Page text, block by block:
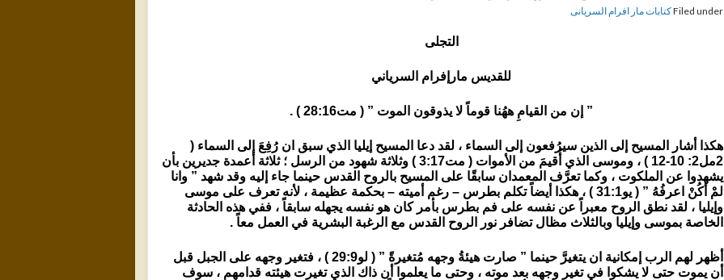
Filed underكتابات مار افرام السريانى
التجلى
للقديس مارإفرام السرياني
” إن من القيامِ ههُنا قوماً لا يذوقون الموت ” ( مت28:16 ) .
هكذا أشار المسيح إلى الذين سيرُفعون إلى السماء ، لقد دعا المسيح إيليا الذي سبق ان رُفِعَ إلى السماء (
2مل2: 10-12 ) ، وموسى الذي أُقيمَ من الأموات ( مت3:17 ) وثلاثة شهود من الرسل ؛ ثلاثة أعمدة جديرين بأن
يشهدوا عن الملكوت ، وكما تعرَّف المعمدان سابقًا على المسيح بالروح القدس حينما جاء إليه وقد شهد ” وانا
لمْ أكُنْ اعرفُهُ ” ( يو31:1 ) ، هكذا أيضاً تكلم بطرس – رغم أميته – بحكمة عظيمة ، لأنه تعرف على موسى
وإيليا ، لقد نطق الروح معبراً عن نفسه على فم بطرس بأمر كان هو نفسه يجهله سابقاً ، ففي هذه الحادثة
الخاصة بموسى وإيليا وبالثلاث مظال تضافر نور الروح القدس مع الرغبة البشرية في العمل معاً .
أظهر لهم الرب إمكانية ان يتغيرَّ حينما ” صارت هيئةُ وجهه مُتغيرةً ” ( لو29:9 ) ، فتغير وجهه على الجبل قبل
أن يموت حتى لا يشكوا في تغير وجهه بعد موته ، وحتى ما يعلموا أن ذاك الذي تغيرت هيئته قدامهم ، سوف